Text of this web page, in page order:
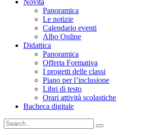
Novità
Panoramica
Le notizie
Calendario eventi
Albo Online
Didattica
Panoramica
Offerta Formativa
I progetti delle classi
Piano per l’inclusione
Libri di testo
Orari attività scolastiche
Bacheca digitale